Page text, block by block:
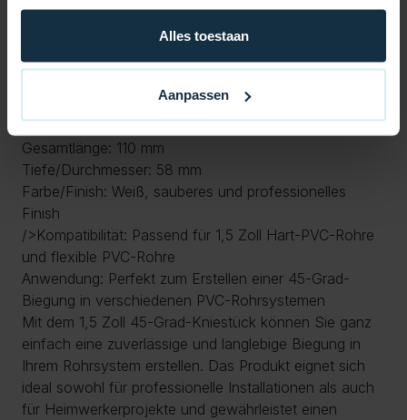
Alles toestaan
Aanpassen
Biegung in PVC-Rohrleitungen
Hauptmerkmale:
Innendurchmesser: 48 mm
Gesamtlänge: 110 mm
Tiefe/Durchmesser: 58 mm
Farbe/Finish: Weiß, sauberes und professionelles
Finish
/>Kompatibilität: Passend für 1,5 Zoll Hart-PVC-Rohre
und flexible PVC-Rohre
Anwendung: Perfekt zum Erstellen einer 45-Grad-
Biegung in verschiedenen PVC-Rohrsystemen
Mit dem 1,5 Zoll 45-Grad-Kniestück können Sie ganz
einfach eine zuverlässige und langlebige Biegung in
Ihrem Rohrsystem erstellen. Das Produkt eignet sich
ideal sowohl für professionelle Installationen als auch
für Heimwerkerprojekte und gewährleistet einen